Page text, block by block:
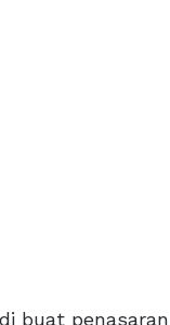
buat penasaran